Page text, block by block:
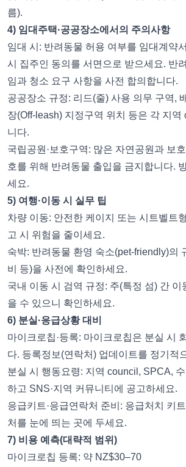
름).
4) 임대주택·공공장소에서의 주의사항
임대 시: 반려동물 허용 여부를 임대계약
시 집주인 동의를 서면으로 받으세요. 반
임과 청소 요구 사항을 사전 합의합니다.
공공장소 규정: 리드(줄) 사용 의무 구역,
장(Off-leash) 지정구역 위치 등은 각 지역
니다.
국립공원·보호구역: 많은 자연공원과 보
호를 위해 반려동물 출입을 금지합니다.
세요.
5) 여행·이동 시 실무 팁
차량 이동: 안전한 케이지 또는 시트벨트
고 시 위험을 줄이세요.
숙박: 반려동물 환영 숙소(pet-friendly)의
비 등)을 사전에 확인하세요.
국내 이동 시 검역 규정: 주(특정 섬) 간 이
을 수 있으니 확인하세요.
6) 분실·응급상황 대비
마이크로칩·등록: 마이크로칩은 분실 시
다. 등록정보(연락처) 업데이트를 정기적
분실 시 행동요령: 지역 council, SPCA,
하고 SNS·지역 커뮤니티에 공고하세요.
응급키트·응급연락처 준비: 응급처치 키
처를 눈에 띄는 곳에 두세요.
7) 비용 예측(대략적 범위)
마이크로칩 등록: 약 NZ$30–70